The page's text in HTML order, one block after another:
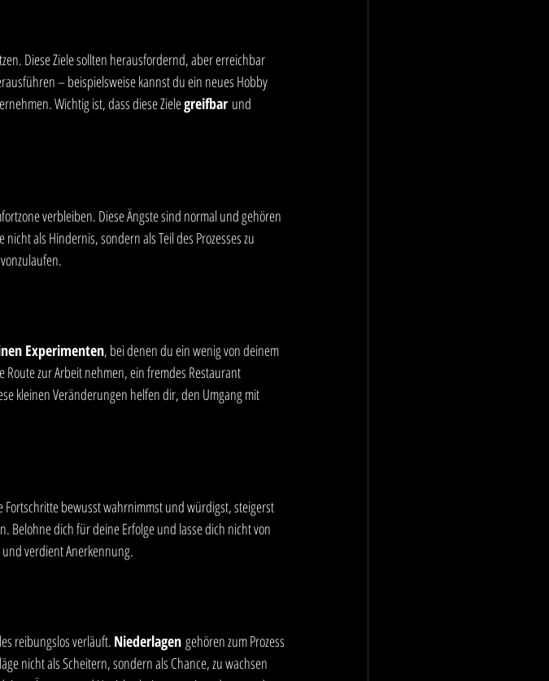
Diese Ziele sollten herausfordernd, aber erreichbar
– beispielsweise kannst du ein neues Hobby
Wichtig ist, dass diese Ziele greifbar und
verbleiben. Diese Ängste sind normal und gehören
als Hindernis, sondern als Teil des Prozesses zu
Experimenten, bei denen du ein wenig von deinem
zur Arbeit nehmen, ein fremdes Restaurant
kleinen Veränderungen helfen dir, den Umgang mit
bewusst wahrnimmst und würdigst, steigerst
Belohne dich für deine Erfolge und lasse dich nicht von
verdient Anerkennung.
reibungslos verläuft. Niederlagen gehören zum Prozess
nicht als Scheitern, sondern als Chance, zu wachsen